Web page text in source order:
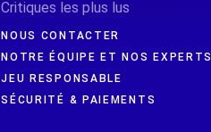
Critiques les plus lus
NOUS CONTACTER
NOTRE ÉQUIPE ET NOS EXPERTS
JEU RESPONSABLE
SÉCURITÉ & PAIEMENTS